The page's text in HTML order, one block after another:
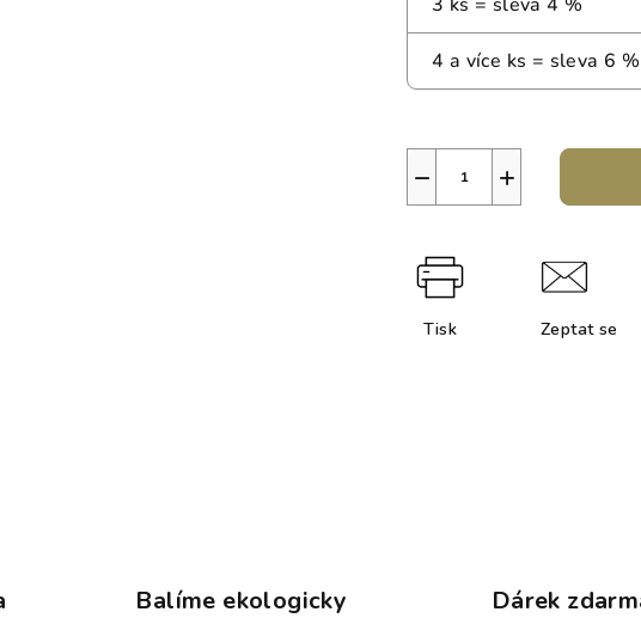
4 a více ks = sleva 6 %
+
−
Tisk Zeptat se
Balíme ekologicky Dárek